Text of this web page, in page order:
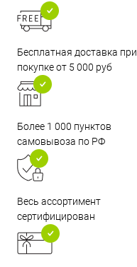
Бесплатная доставка при
покупке от 5 000 руб
Более 1 000 пунктов
самовывоза по РФ
Весь ассортимент
сертифицирован